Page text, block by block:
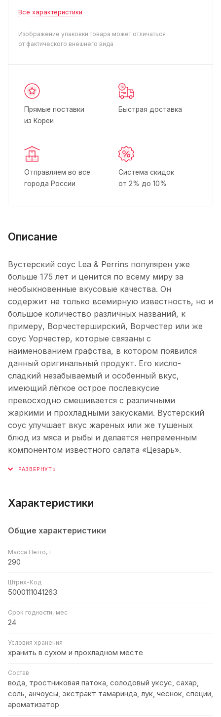
Все характеристики
Изображение упаковки товара может отличаться
от фактического внешнего вида
Прямые поставки
из Кореи
Быстрая доставка
Отправляем во все
города России
Система скидок
от 2% до 10%
Описание
Вустерский cоус Lea & Perrins популярен уже
больше 175 лет и ценится по всему миру за
необыкновенные вкусовые качества. Он
содержит не только всемирную известность, но и
большое количество различных названий, к
примеру, Ворчестерширский, Ворчестер или же
соус Уорчестер, которые связаны с
наименованием графства, в котором появился
данный оригинальный продукт. Его кисло-
сладкий незабываемый и особенный вкус,
имеющий лёгкое острое послевкусие
превосходно смешивается с различными
жаркими и прохладными закусками. Вустерский
соус улучшает вкус жареных или же тушеных
блюд из мяса и рыбы и делается непременным
компонентом известного салата «Цезарь».
Характеристики
Общие характеристики
Масса Нетто, г
290
Штрих-Код
5000111041263
Срок годности, мес
24
Условия хранения
хранить в сухом и прохладном месте
Состав
вода, тростниковая патока, солодовый уксус, сахар,
соль, анчоусы, экстракт тамаринда, лук, чеснок, специи,
ароматизатор